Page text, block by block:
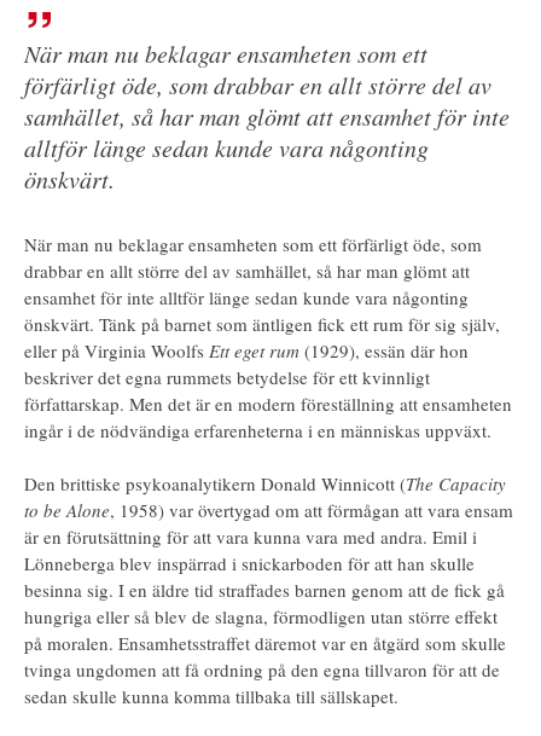
När man nu beklagar ensamheten som ett
förfärligt öde, som drabbar en allt större del av
samhället, så har man glömt att ensamhet för inte
alltför länge sedan kunde vara någonting
önskvärt.
När man nu beklagar ensamheten som ett förfärligt öde, som
drabbar en allt större del av samhället, så har man glömt att
ensamhet för inte alltför länge sedan kunde vara någonting
önskvärt. Tänk på barnet som äntligen fick ett rum för sig själv,
eller på Virginia Woolfs Ett eget rum (1929), essän där hon
beskriver det egna rummets betydelse för ett kvinnligt
författarskap. Men det är en modern föreställning att ensamheten
ingår i de nödvändiga erfarenheterna i en människas uppväxt.
Den brittiske psykoanalytikern Donald Winnicott (The Capacity
to be Alone, 1958) var övertygad om att förmågan att vara ensam
är en förutsättning för att vara kunna vara med andra. Emil i
Lönneberga blev inspärrad i snickarboden för att han skulle
besinna sig. I en äldre tid straffades barnen genom att de fick gå
hungriga eller så blev de slagna, förmodligen utan större effekt
på moralen. Ensamhetsstraffet däremot var en åtgärd som skulle
tvinga ungdomen att få ordning på den egna tillvaron för att de
sedan skulle kunna komma tillbaka till sällskapet.